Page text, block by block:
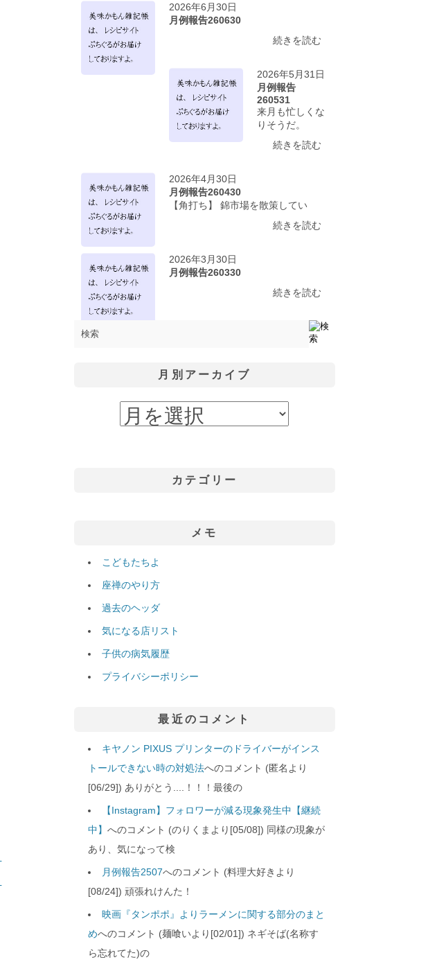
2026年6月30日
月例報告260630
続きを読む
2026年5月31日
月例報告
260531
来月も忙しくな
りそうだ。
続きを読む
2026年4月30日
月例報告260430
【角打ち】 錦市場を散策してい
続きを読む
2026年3月30日
月例報告260330
続きを読む
月別アーカイブ
カテゴリー
メモ
こどもたちよ
座禅のやり方
過去のヘッダ
気になる店リスト
子供の病気履歴
プライバシーポリシー
最近のコメント
キヤノン PIXUS プリンターのドライバーがインス
トールできない時の対処法へのコメント (匿名より
[06/29]) ありがとう....！！！最後の
【Instagram】フォロワーが減る現象発生中【継続
中】へのコメント (のりくまより[05/08]) 同様の現象が
あり、気になって検
月例報告2507へのコメント (料理大好きより
[08/24]) 頑張れけんた！
映画『タンポポ』よりラーメンに関する部分のまと
めへのコメント (麺喰いより[02/01]) ネギそば(名称す
ら忘れてた)の